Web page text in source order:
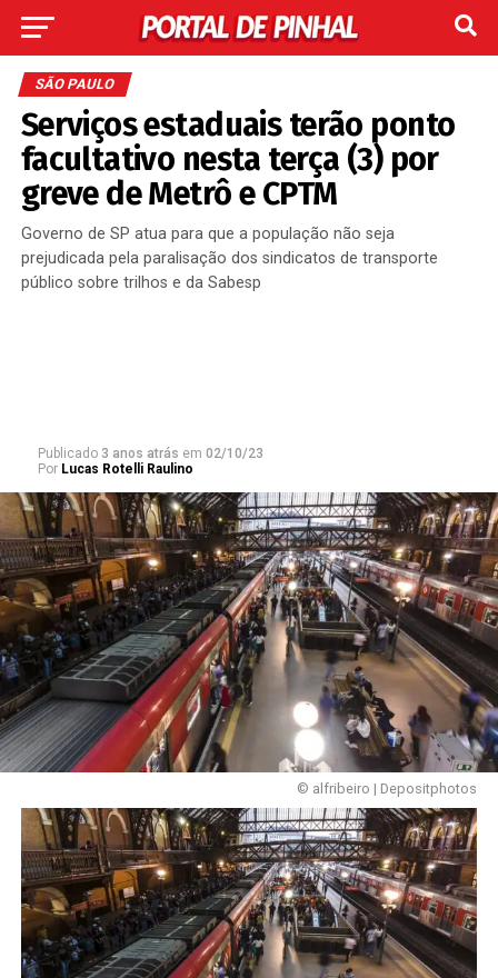
SÃO PAULO
Serviços estaduais terão ponto
facultativo nesta terça (3) por
greve de Metrô e CPTM
Governo de SP atua para que a população não seja
prejudicada pela paralisação dos sindicatos de transporte
público sobre trilhos e da Sabesp
Publicado 3 anos atrás em 02/10/23
Por Lucas Rotelli Raulino
© alfribeiro | Depositphotos